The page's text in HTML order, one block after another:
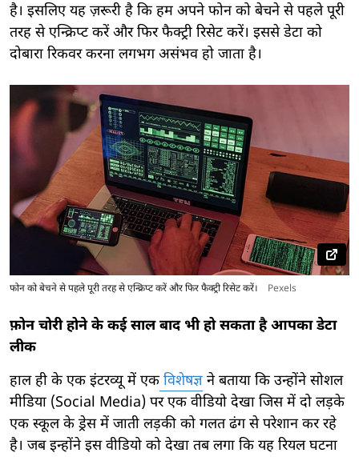
है। इसलिए यह ज़रूरी है कि हम अपने फोन को बेचने से पहले पूरी
तरह से एन्क्रिप्ट करें और फिर फैक्ट्री रिसेट करें। इससे डेटा को
दोबारा रिकवर करना लगभग असंभव हो जाता है।
फोन को बेचने से पहले पूरी तरह से एन्क्रिप्ट करें और फिर फैक्ट्री रिसेट करें। Pexels
फ़ोन चोरी होने के कई साल बाद भी हो सकता है आपका डेटा
लीक
हाल ही के एक इंटरव्यू में एकविशेषज्ञ ने बताया कि उन्होंने सोशल
मीडिया (Social Media) पर एक वीडियो देखा जिस में दो लड़के
एक स्कूल के ड्रेस में जाती लड़की को गलत ढंग से परेशान कर रहे
है। जब इन्होंने इस वीडियो को देखा तब लगा कि यह रियल घटना